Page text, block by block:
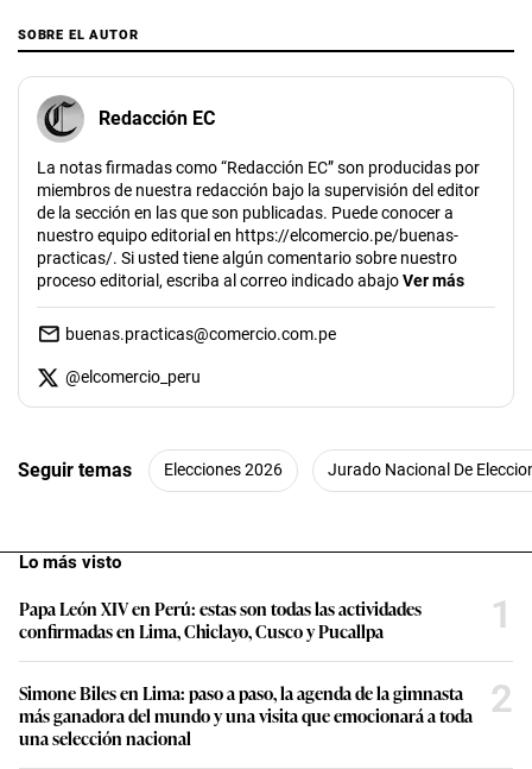
SOBRE EL AUTOR
Redacción EC
La notas firmadas como “Redacción EC” son producidas por
miembros de nuestra redacción bajo la supervisión del editor
de la sección en las que son publicadas. Puede conocer a
nuestro equipo editorial en https://elcomercio.pe/buenas-
practicas/. Si usted tiene algún comentario sobre nuestro
proceso editorial, escriba al correo indicado abajoVer más
buenas.practicas@comercio.com.pe
@elcomercio_peru
Seguir temas Elecciones 2026 Jurado Nacional De
Lo más visto
Papa León XIV en Perú: estas son todas las actividades
confirmadas en Lima, Chiclayo, Cusco y Pucallpa
1
Simone Biles en Lima: paso a paso, la agenda de la gimnasta
más ganadora del mundo y una visita que emocionará a toda
una selección nacional
2